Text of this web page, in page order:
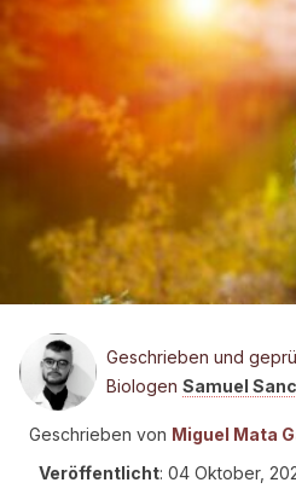
Geschrieben und
Biologen Samuel
Geschrieben von Miguel Mata
Veröffentlicht: 04 Oktober,